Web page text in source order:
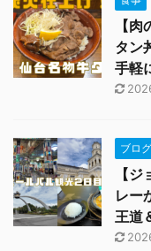
【
タン
手軽
ブログ
【
レー
王道